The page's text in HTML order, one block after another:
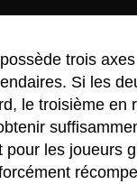
trois
Si les
le troisième
les joueurs